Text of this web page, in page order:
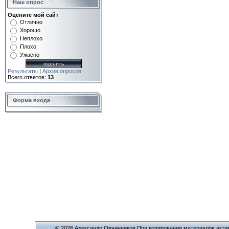
Наш опрос
Оцените мой сайт
Отлично
Хорошо
Неплохо
Плохо
Ужасно
Результаты | Архив опросов
Всего ответов: 13
Форма входа